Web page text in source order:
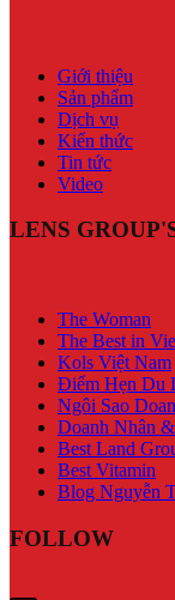
Giới thiệu
Sản phẩm
Dịch vụ
Kiến thức
Tin tức
Video
LENS
The Woman
The Best in
Kols Việt Nam
Điểm Hẹn Du
Ngôi Sao
Doanh Nhân
Best Land
Best Vitamin
Blog Nguyễn
FOLLOW